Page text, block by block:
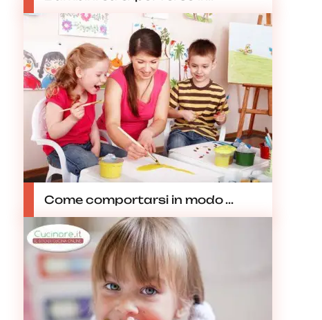
Come comportarsi in modo ...